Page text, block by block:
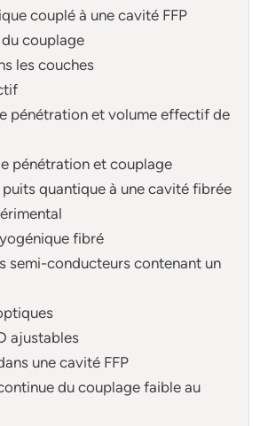
couplé à une cavité FFP
couplage
les couches
pénétration et volume effectif de
pénétration et couplage
puits quantique à une cavité fibrée
fibré
semi-conducteurs contenant un
ajustables
une cavité FFP
du couplage faible au